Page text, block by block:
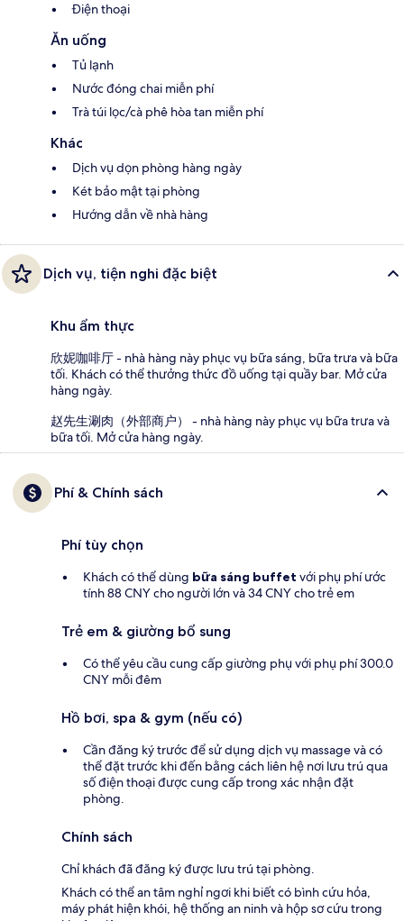
Điện thoại
Ăn uống
Tủ lạnh
Nước đóng chai miễn phí
Trà túi lọc/cà phê hòa tan miễn phí
Khác
Dịch vụ dọn phòng hàng ngày
Két bảo mật tại phòng
Hướng dẫn về nhà hàng
Dịch vụ, tiện nghi đặc biệt
Khu ẩm thực
欣妮咖啡厅 - nhà hàng này phục vụ bữa sáng, bữa trưa và bữa
tối. Khách có thể thưởng thức đồ uống tại quầy bar. Mở cửa
hàng ngày.
赵先生涮肉（外部商户） - nhà hàng này phục vụ bữa trưa và
bữa tối. Mở cửa hàng ngày.
Phí & Chính sách
Phí tùy chọn
Khách có thể dùng bữa sáng buffet với phụ phí ước
tính 88 CNY cho người lớn và 34 CNY cho trẻ em
Trẻ em & giường bổ sung
Có thể yêu cầu cung cấp giường phụ với phụ phí 300.0
CNY mỗi đêm
Hồ bơi, spa & gym (nếu có)
Cần đăng ký trước để sử dụng dịch vụ massage và có
thể đặt trước khi đến bằng cách liên hệ nơi lưu trú qua
số điện thoại được cung cấp trong xác nhận đặt
phòng.
Chính sách
Chỉ khách đã đăng ký được lưu trú tại phòng.
Khách có thể an tâm nghỉ ngơi khi biết có bình cứu hỏa,
máy phát hiện khói, hệ thống an ninh và hộp sơ cứu trong